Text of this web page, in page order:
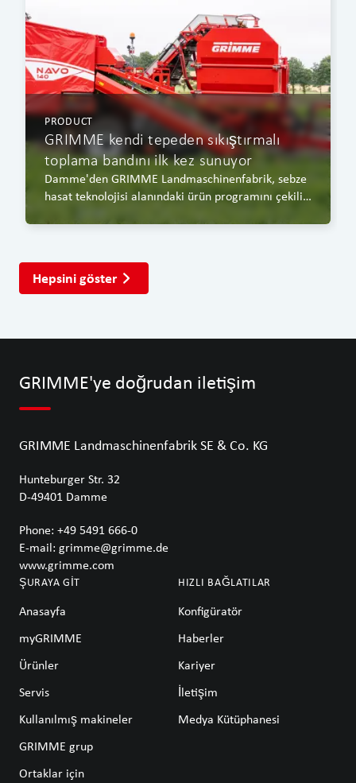
PRODUCT
GRIMME kendi tepeden sıkıştırmalı
toplama bandını ilk kez sunuyor
Damme'den GRIMME Landmaschinenfabrik, sebze
hasat teknolojisi alanındaki ürün programını çekilir
Hepsini göster
GRIMME'ye doğrudan iletişim
GRIMME Landmaschinenfabrik SE & Co. KG
Hunteburger Str. 32
D-49401 Damme
Phone: +49 5491 666-0
E-mail: grimme@grimme.de
www.grimme.com
ŞURAYA GIT
Anasayfa
myGRIMME
Ürünler
Servis
Kullanılmış makineler
GRIMME grup
Ortaklar için
HIZLI BAĞLATILAR
Konfigüratör
Haberler
Kariyer
İletişim
Medya Kütüphanesi